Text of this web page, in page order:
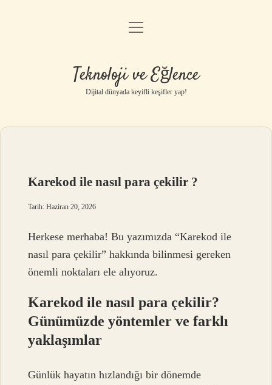
Anasayfa
Yasal Uyarı
menüyü
Teknoloji ve Eğlence
Dijital dünyada keyifli keşifler yap!
Karekod ile nasıl para çekilir ?
Tarih: Haziran 20, 2026
Herkese merhaba! Bu yazımızda “Karekod ile
nasıl para çekilir” hakkında bilinmesi gereken
önemli noktaları ele alıyoruz.
Karekod ile nasıl para çekilir?
Günümüzde yöntemler ve farklı
yaklaşımlar
Günlük hayatın hızlandığı bir dönemde